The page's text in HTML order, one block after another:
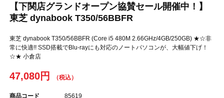
【下関店グランドオープン協賛セール開催中！】
東芝 dynabook T350/56BBFR
東芝 dynabook T350/56BBFR (Core i5 480M 2.66GHz/4GB/250GB) ★☆非
常に快適!! SSD搭載でBlu-rayにも対応のノートパソコンが、大幅値下げ！
☆★ 小倉店
47,080円
商品コード 85619